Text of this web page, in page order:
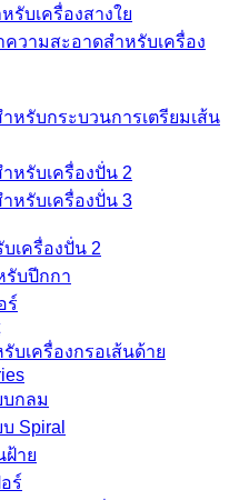
รับเครื่องสางใย
วามสะอาดสำหรับเครื่อง
หรับกระบวนการเตรียมเส้น
หรับเครื่องปั่น 2
หรับเครื่องปั่น 3
เครื่องปั่น 2
รับปีกกา
ร์
บเครื่องกรอเส้นด้าย
บกลม
Spiral
ฝ้าย
ร์